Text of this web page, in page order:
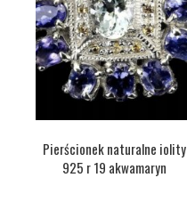
Pierścionek naturalne iolity
925 r 19 akwamaryn